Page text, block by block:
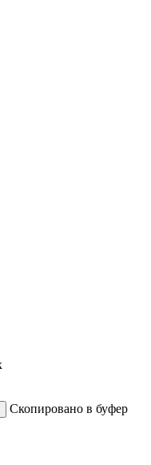
Скопировано в буфер